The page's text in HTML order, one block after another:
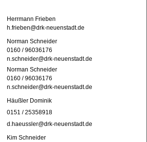
Herrmann Frieben
h.frieben@drk-neuenstadt.de
Norman Schneider
0160 / 96036176
n.schneider@drk-neuenstadt.de
Norman Schneider
0160 / 96036176
n.schneider@drk-neuenstadt.de
Häußler Dominik
0151 / 25358918
d.haeussler@drk-neuenstadt.de
Kim Schneider